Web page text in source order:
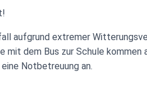
aufgrund extremer
dem Bus zur Schule kommen
Notbetreuung an.